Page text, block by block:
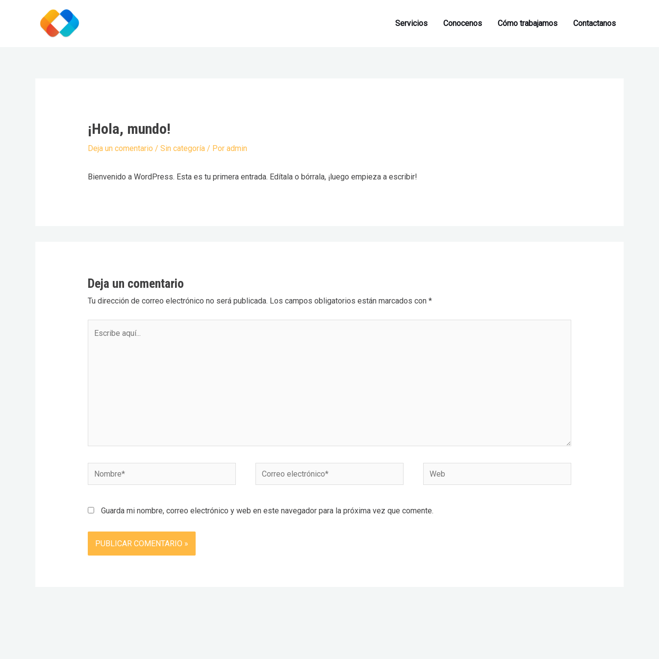
Servicios Conocenos Cómo trabajamos Contactanos
¡Hola, mundo!
Deja un comentario / Sin categoría/ Por admin
Bienvenido a WordPress. Esta es tu primera entrada. Edítala o bórrala, ¡luego empieza a escribir!
Deja un comentario
Tu dirección de correo electrónico no será publicada. Los campos obligatorios están marcados con *
Nombre*
Correo
electrónico*
Web
Guarda mi nombre, correo electrónico y web en este navegador para la próxima vez que comente.